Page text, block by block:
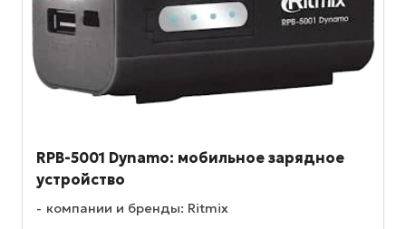
RPB-5001 Dynamo: мобильное зарядное
устройство
компании и бренды: Ritmix